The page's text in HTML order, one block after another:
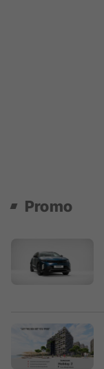
Promo